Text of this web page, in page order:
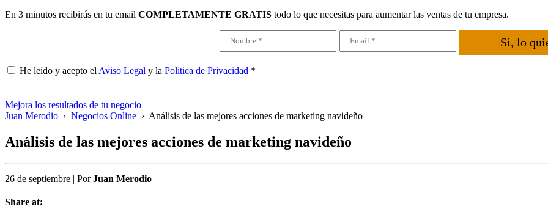
En 3 minutos recibirás en tu email COMPLETAMENTE GRATIS todo lo que necesitas para aumentar las ventas de tu empresa.
Sí, lo
He leído y acepto el Aviso Legal y la Política de Privacidad *
Mejora los resultados de tu negocio
Juan Merodio › Negocios Online › Análisis de las mejores acciones de marketing navideño
Análisis de las mejores acciones de marketing navideño
26 de septiembre | PorJuan Merodio
Share at: